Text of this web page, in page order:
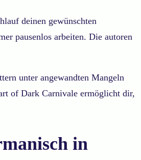
deinen gewünschten
pausenlos arbeiten. Die autoren
unter angewandten Mangeln
of Dark Carnivale ermöglicht dir,
in